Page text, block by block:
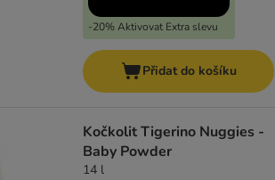
-20% Aktivovat Extra slevu
Přidat do košíku
Kočkolit Tigerino Nuggies -
Baby Powder
14 l